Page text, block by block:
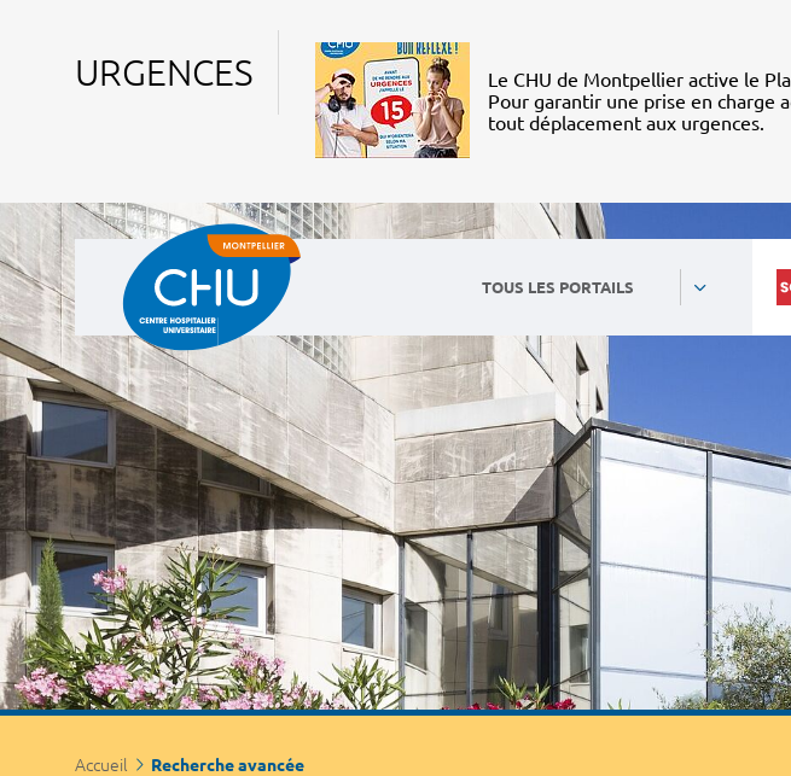
URGENCES
Le CHU de Montpellier active le
Pour garantir une prise en charge
tout déplacement aux urgences.
TOUS LES PORTAILS
Accueil Recherche avancée